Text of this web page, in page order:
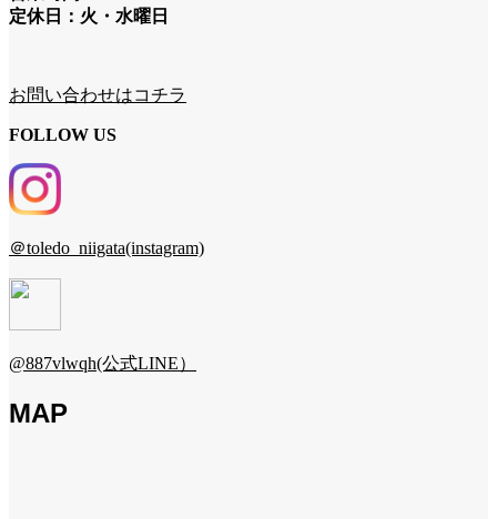
定休日：火・水曜日
お問い合わせはコチラ
FOLLOW US
＠toledo_niigata(instagram)
@887vlwqh(公式LINE）
MAP